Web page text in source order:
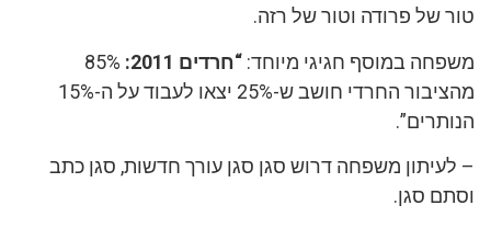
טור של פרודה וטור של רזה.
משפחה במוסף חגיגי מיוחד: “חרדים 2011:
85%
מהציבור החרדי חושב ש-25% יצאו לעבוד על ה-15%
הנותרים”.
– לעיתון משפחה דרוש סגן סגן עורך חדשות, סגן כתב
וסתם סגן.